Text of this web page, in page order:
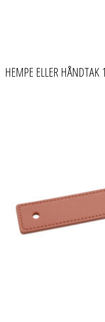
HEMPE ELLER HÅNDTAK